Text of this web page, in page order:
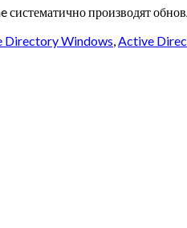
систематично производят
Directory Windows,Active